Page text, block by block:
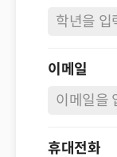
이메일
휴대전화